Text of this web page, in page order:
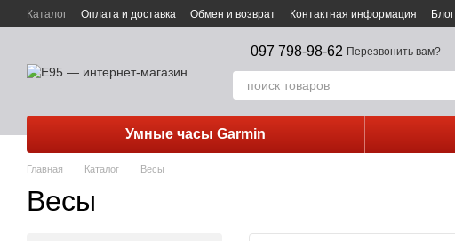
Перейти к основному контенту
Каталог Оплата и доставка Обмен и возврат Контактная информация Блог
097 798-98-62 Перезвонить вам?
Умные часы Garmin
Главная Каталог Весы
Весы